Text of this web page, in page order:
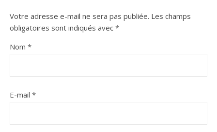
Votre adresse e-mail ne sera pas publiée. Les champs
obligatoires sont indiqués avec *
Nom *
E-mail *